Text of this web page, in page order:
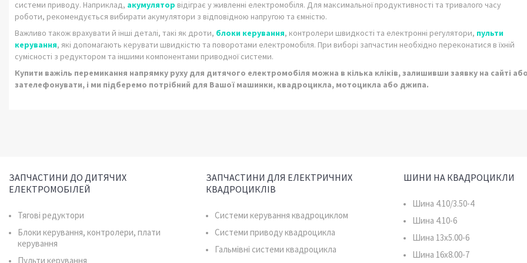
системи приводу. Наприклад, акумулятор відіграє у живленні електромобіля. Для максимальної продуктивності та тривалого часу
роботи, рекомендується вибирати акумулятори з відповідною напругою та ємністю.
Важливо також врахувати й інші деталі, такі як дроти, блоки керування, контролери швидкості та електронні регулятори, пульти
керування, які допомагають керувати швидкістю та поворотами електромобіля. При виборі запчастин необхідно переконатися в їхній
сумісності з редуктором та іншими компонентами приводної системи.
Купити важіль перемикання напрямку руху для дитячого електромобіля можна в кілька кліків, залишивши заявку на сайті
зателефонувати, і ми підберемо потрібний для Вашої машинки, квадроцикла, мотоцикла або джипа.
ЗАПЧАСТИНИ ДО ДИТЯЧИХ
ЕЛЕКТРОМОБІЛЕЙ
Тягові редуктори
Блоки керування, контролери, плати
керування
Пульти керування
ЗАПЧАСТИНИ ДЛЯ ЕЛЕКТРИЧНИХ
КВАДРОЦИКЛІВ
Системи керування квадроциклом
Системи приводу квадроцикла
Гальмівні системи квадроцикла
ШИНИ НА КВАДРОЦИКЛИ
Шина 4.10/3.50-4
Шина 4.10-6
Шина 13x5.00-6
Шина 16x8.00-7